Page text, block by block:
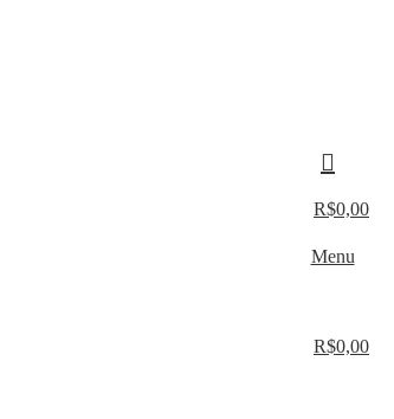
R$0,00
Menu
R$0,00